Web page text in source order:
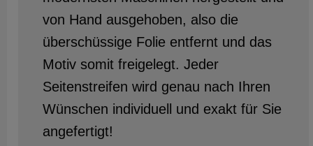
von Hand ausgehoben, also die
überschüssige Folie entfernt und das
Motiv somit freigelegt. Jeder
Seitenstreifen wird genau nach Ihren
Wünschen individuell und exakt für Sie
angefertigt!